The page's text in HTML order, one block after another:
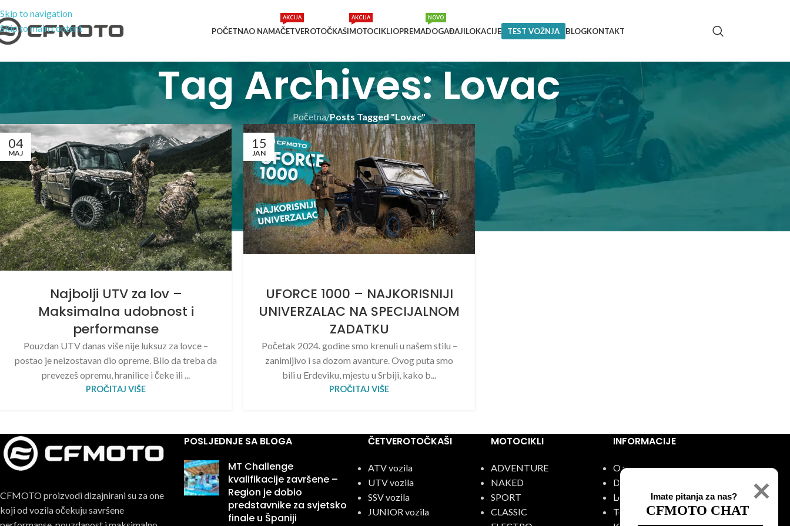
Skip to navigation
Skip to main content
POČETNAO NAMAČETVEROTOČKAŠI
AKCIJA
MOTOCIKLI
AKCIJA
OPREMADOGAĐAJI
NOVO
LOKACIJE TEST VOŽNJA BLOGKONTAKT
Tag Archives: Lovac
Početna/Posts Tagged "Lovac"
04
MAJ
Najbolji UTV za lov –
Maksimalna udobnost i
performanse
Pouzdan UTV danas više nije luksuz za lovce –
postao je neizostavan dio opreme. Bilo da treba da
prevezeš opremu, hranilice i čeke ili ...
PROČITAJ VIŠE
15
JAN
UFORCE 1000 – NAJKORISNIJI
UNIVERZALAC NA SPECIJALNOM
ZADATKU
Početak 2024. godine smo krenuli u našem stilu –
zanimljivo i sa dozom avanture. Ovog puta smo
bili u Erdeviku, mjestu u Srbiji, kako b...
PROČITAJ VIŠE
CFMOTO proizvodi dizajnirani su za one
koji od vozila očekuju savršene
POSLJEDNJE SA BLOGA
MT Challenge
kvalifikacije završene –
Region je dobio
predstavnike za svjetsko
finale u Španiji
ČETVEROTOČKAŠI
ATV vozila
UTV vozila
SSV vozila
JUNIOR vozila
MOTOCIKLI
ADVENTURE
NAKED
SPORT
CLASSIC
INFORMACIJE
O nama
Događaji
Lokacije
Test vožnja
Imate pitanja za nas?
CFMOTO CHAT